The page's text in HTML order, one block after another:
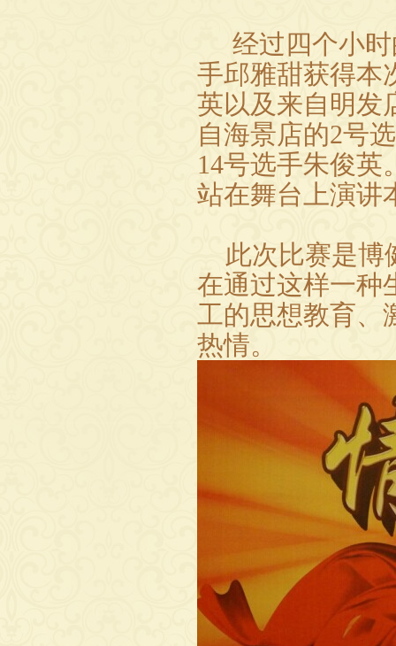
经过四个小
手邱雅甜获得本
英以及来自明发
自海景店的2号
14号选手朱俊英
站在舞台上演讲
此次比赛是博
在通过这样一种
工的思想教育、
热情。